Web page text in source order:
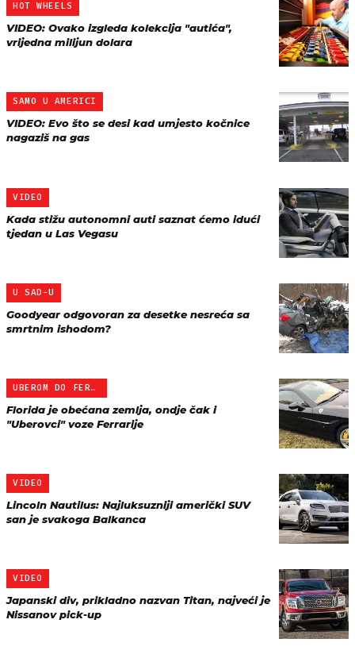
HOT WHEELS
VIDEO: Ovako izgleda kolekcija "autića",
vrijedna milijun dolara
SAMO U AMERICI
VIDEO: Evo što se desi kad umjesto kočnice
nagaziš na gas
VIDEO
Kada stižu autonomni auti saznat ćemo idući
tjedan u Las Vegasu
U SAD-U
Goodyear odgovoran za desetke nesreća sa
smrtnim ishodom?
UBEROM DO FERRARIJA
Florida je obećana zemlja, ondje čak i
"Uberovci" voze Ferrarije
VIDEO
Lincoln Nautilus: Najluksuzniji američki SUV
san je svakoga Balkanca
VIDEO
Japanski div, prikladno nazvan Titan, najveći je
Nissanov pick-up